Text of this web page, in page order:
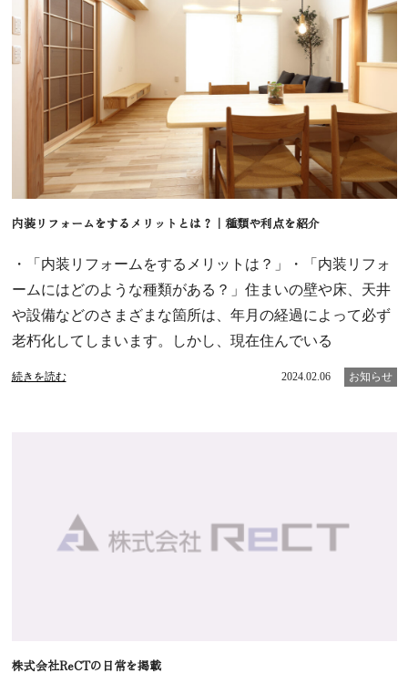
内装リフォームをするメリットとは？｜種類や利点を紹介
・「内装リフォームをするメリットは？」・「内装リフォ
ームにはどのような種類がある？」住まいの壁や床、天井
や設備などのさまざまな箇所は、年月の経過によって必ず
老朽化してしまいます。しかし、現在住んでいる
続きを読む 2024.02.06 お知らせ
株式会社ReCTの日常を掲載